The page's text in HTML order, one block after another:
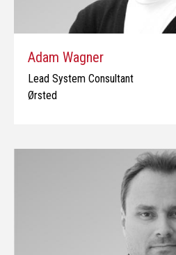
Adam Wagner
Lead System Consultant
Ørsted